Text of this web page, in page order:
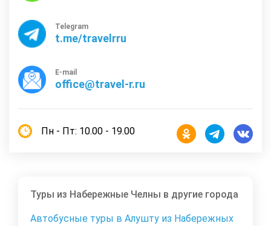
Telegram
t.me/travelrru
E-mail
office@travel-r.ru
Пн - Пт: 10.00 - 19.00
Туры из Набережные Челны в другие города
Автобусные туры в Алушту из Набережных